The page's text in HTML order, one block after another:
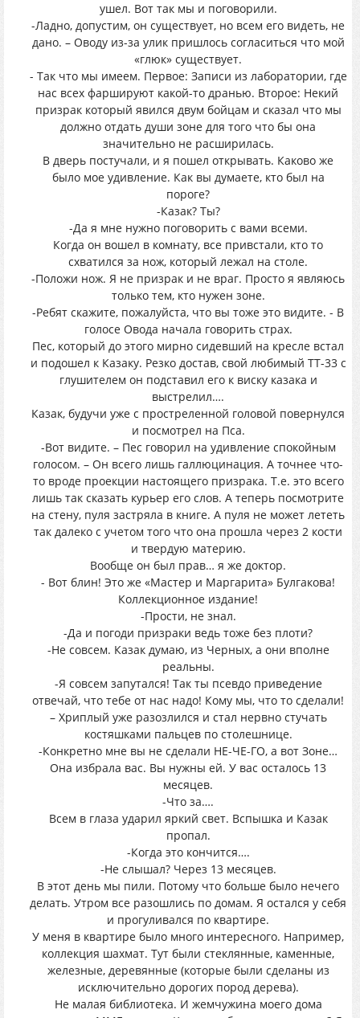
ушел. Вот так мы и поговорили.
-Ладно, допустим, он существует, но всем его видеть, не
дано. – Оводу из-за улик пришлось согласиться что мой
«глюк» существует.
- Так что мы имеем. Первое: Записи из лаборатории, где
нас всех фаршируют какой-то дранью. Второе: Некий
призрак который явился двум бойцам и сказал что мы
должно отдать души зоне для того что бы она
значительно не расширилась.
В дверь постучали, и я пошел открывать. Каково же
было мое удивление. Как вы думаете, кто был на
пороге?
-Казак? Ты?
-Да я мне нужно поговорить с вами всеми.
Когда он вошел в комнату, все привстали, кто то
схватился за нож, который лежал на столе.
-Положи нож. Я не призрак и не враг. Просто я являюсь
только тем, кто нужен зоне.
-Ребят скажите, пожалуйста, что вы тоже это видите. - В
голосе Овода начала говорить страх.
Пес, который до этого мирно сидевший на кресле встал
и подошел к Казаку. Резко достав, свой любимый ТТ-33 с
глушителем он подставил его к виску казака и
выстрелил….
Казак, будучи уже с простреленной головой повернулся
и посмотрел на Пса.
-Вот видите. – Пес говорил на удивление спокойным
голосом. – Он всего лишь галлюцинация. А точнее что-
то вроде проекции настоящего призрака. Т.е. это всего
лишь так сказать курьер его слов. А теперь посмотрите
на стену, пуля застряла в книге. А пуля не может лететь
так далеко с учетом того что она прошла через 2 кости
и твердую материю.
Вообще он был прав… я же доктор.
- Вот блин! Это же «Мастер и Маргарита» Булгакова!
Коллекционное издание!
-Прости, не знал.
-Да и погоди призраки ведь тоже без плоти?
-Не совсем. Казак думаю, из Черных, а они вполне
реальны.
-Я совсем запутался! Так ты псевдо приведение
отвечай, что тебе от нас надо! Кому мы, что то сделали!
– Хриплый уже разозлился и стал нервно стучать
костяшками пальцев по столешнице.
-Конкретно мне вы не сделали НЕ-ЧЕ-ГО, а вот Зоне…
Она избрала вас. Вы нужны ей. У вас осталось 13
месяцев.
-Что за….
Всем в глаза ударил яркий свет. Вспышка и Казак
пропал.
-Когда это кончится….
-Не слышал? Через 13 месяцев.
В этот день мы пили. Потому что больше было нечего
делать. Утром все разошлись по домам. Я остался у себя
и прогуливался по квартире.
У меня в квартире было много интересного. Например,
коллекция шахмат. Тут были стеклянные, каменные,
железные, деревянные (которые были сделаны из
исключительно дорогих пород дерева).
Не малая библиотека. И жемчужина моего дома